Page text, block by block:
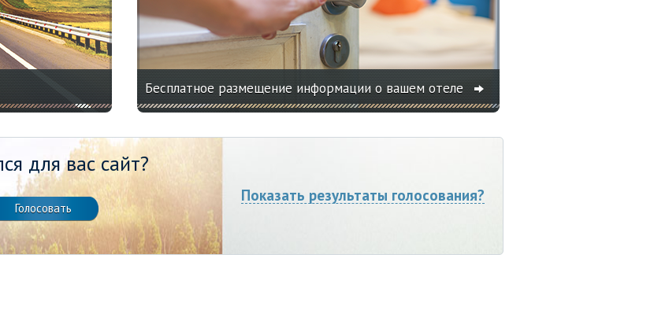
Бесплатное размещение информации о вашем отеле
для вас сайт?
Показать результаты голосования?